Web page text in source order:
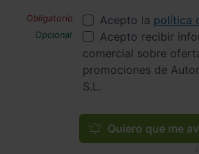
Acepto la política
Acepto recibir
comercial sobre
promociones de
S.L.
Quiero que me